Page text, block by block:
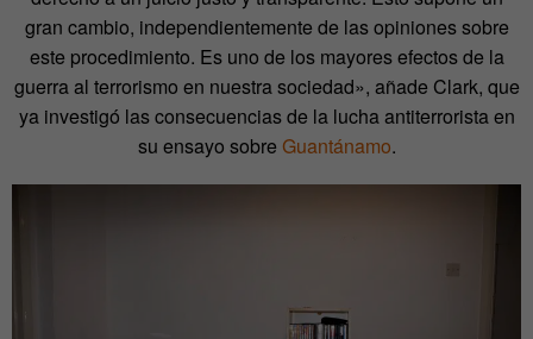
gran cambio, independientemente de las opiniones sobre
este procedimiento. Es uno de los mayores efectos de la
guerra al terrorismo en nuestra sociedad», añade Clark, que
ya investigó las consecuencias de la lucha antiterrorista en
su ensayo sobre Guantánamo.